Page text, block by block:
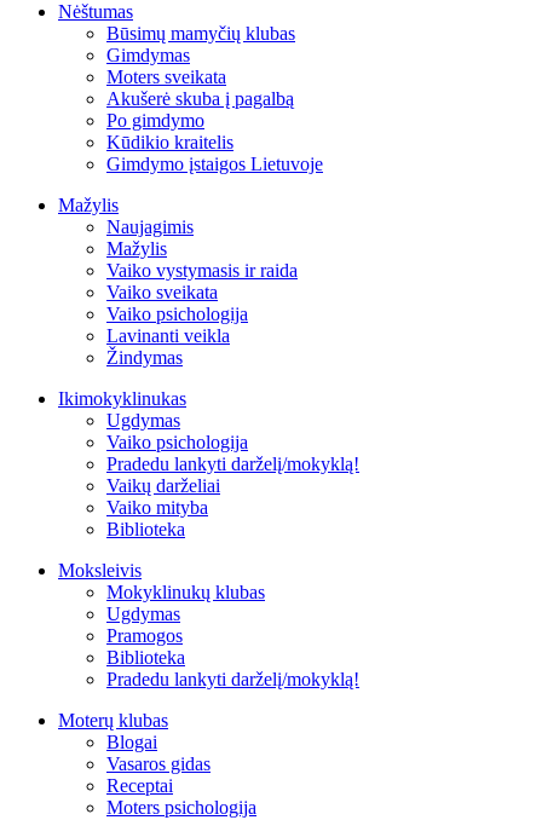
Nėštumas
Būsimų mamyčių klubas
Gimdymas
Moters sveikata
Akušerė skuba į pagalbą
Po gimdymo
Kūdikio kraitelis
Gimdymo įstaigos Lietuvoje
Mažylis
Naujagimis
Mažylis
Vaiko vystymasis ir raida
Vaiko sveikata
Vaiko psichologija
Lavinanti veikla
Žindymas
Ikimokyklinukas
Ugdymas
Vaiko psichologija
Pradedu lankyti darželį/mokyklą!
Vaikų darželiai
Vaiko mityba
Biblioteka
Moksleivis
Mokyklinukų klubas
Ugdymas
Pramogos
Biblioteka
Pradedu lankyti darželį/mokyklą!
Moterų klubas
Blogai
Vasaros gidas
Receptai
Moters psichologija